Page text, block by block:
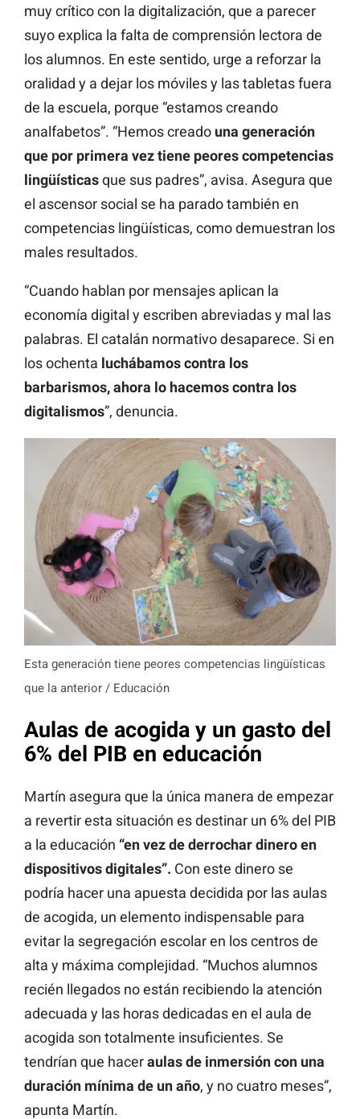
muy crítico con la digitalización, que a parecer
suyo explica la falta de comprensión lectora de
los alumnos. En este sentido, urge a reforzar la
oralidad y a dejar los móviles y las tabletas fuera
de la escuela, porque “estamos creando
analfabetos”. “Hemos creado una generación
que por primera vez tiene peores competencias
lingüísticasque sus padres”, avisa. Asegura que
el ascensor social se ha parado también en
competencias lingüísticas, como demuestran los
males resultados.
“Cuando hablan por mensajes aplican la
economía digital y escriben abreviadas y mal las
palabras. El catalán normativo desaparece. Si en
los ochenta luchábamos contra los
barbarismos, ahora lo hacemos contra los
digitalismos”, denuncia.
Esta generación tiene peores competencias lingüísticas
que la anterior / Educación
Aulas de acogida y un gasto del
6% del PIB en educación
Martín asegura que la única manera de empezar
a revertir esta situación es destinar un 6% del PIB
a la educación “en vez de derrochar dinero en
dispositivos digitales”. Con este dinero se
podría hacer una apuesta decidida por las aulas
de acogida, un elemento indispensable para
evitar la segregación escolar en los centros de
alta y máxima complejidad. “Muchos alumnos
recién llegados no están recibiendo la atención
adecuada y las horas dedicadas en el aula de
acogida son totalmente insuficientes. Se
tendrían que haceraulas de inmersión con una
duración mínima de un año, y no cuatro meses”,
apunta Martín.